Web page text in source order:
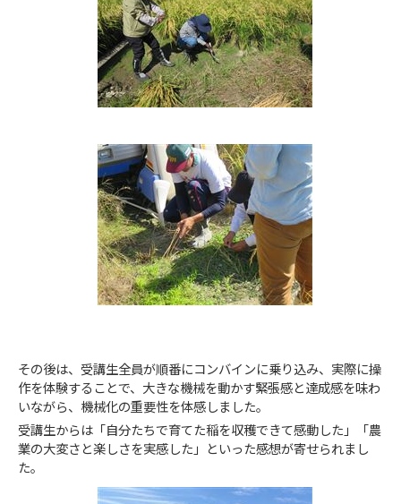
その後は、受講生全員が順番にコンバインに乗り込み、実際に操
作を体験することで、大きな機械を動かす緊張感と達成感を味わ
いながら、機械化の重要性を体感しました。
受講生からは「自分たちで育てた稲を収穫できて感動した」「農
業の大変さと楽しさを実感した」といった感想が寄せられまし
た。